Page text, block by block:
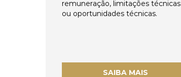
remuneração, limitações técnicas
ou oportunidades técnicas.
SAIBA MAIS